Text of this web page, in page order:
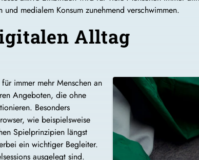
medialem Konsum zunehmend verschwimmen.
Alltag
immer mehr Menschen an
Angeboten, die ohne
Besonders
wie beispielsweise
Spielprinzipien längst
ein wichtiger Begleiter.
ausgelegt sind.